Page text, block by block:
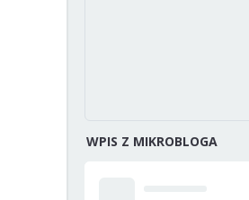
WPIS Z MIKROBLOGA